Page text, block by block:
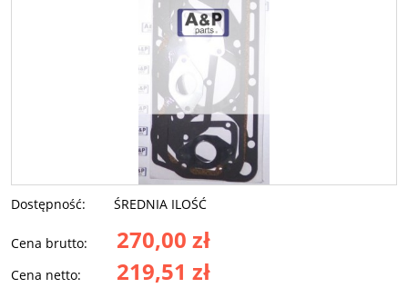
Dostępność: ŚREDNIA ILOŚĆ
Cena brutto: 270,00 zł
Cena netto: 219,51 zł